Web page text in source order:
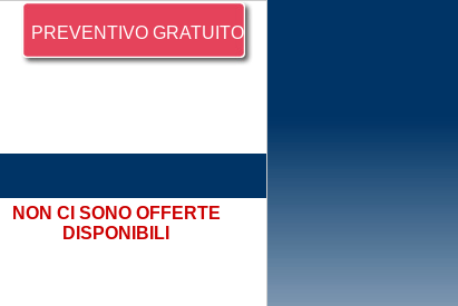
PREVENTIVO GRATUITO
NON CI SONO OFFERTE
DISPONIBILI